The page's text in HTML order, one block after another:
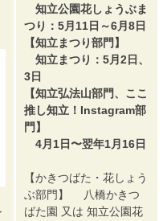
知立公園花しょうぶま
つり：5月11日～6月8日
【知立まつり部門】
知立まつり：5月2日、
3日
【知立弘法山部門、ここ
推し知立！Instagram部
門】
4月1日〜翌年1月16日
【かきつばた・花しょう
ぶ部門】 八橋かきつ
ばた園 又は 知立公園花